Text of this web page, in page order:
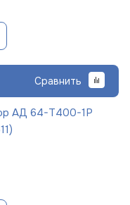
Сравнить
АД 64-Т400-1Р